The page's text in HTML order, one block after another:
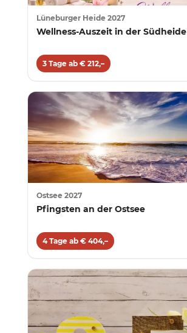
Lüneburger Heide 2027
Wellness-Auszeit in der Südheide
3 Tage ab € 212,–
Ostsee 2027
Pfingsten an der Ostsee
4 Tage ab € 404,–